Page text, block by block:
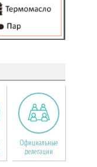
Официальные
делегации